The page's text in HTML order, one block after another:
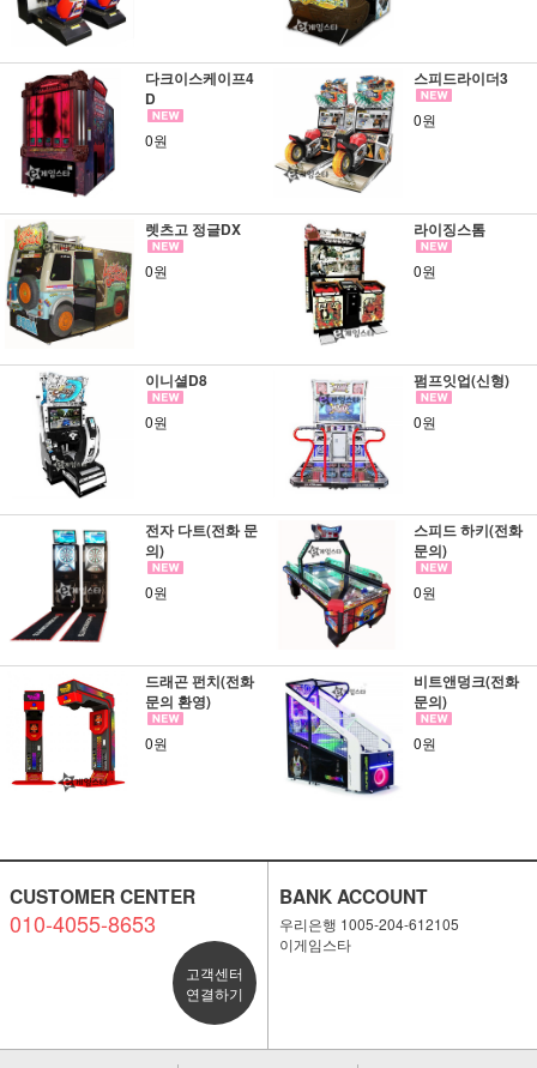
다크이스케이프4
D
0원
스피드라이더3
0원
렛츠고 정글DX
0원
라이징스톰
0원
이니셜D8
0원
펌프잇업(신형)
0원
전자 다트(전화 문
의)
0원
스피드 하키(전화
문의)
0원
드래곤 펀치(전화
문의 환영)
0원
비트앤덩크(전화
문의)
0원
CUSTOMER CENTER
010-4055-8653
고객센터
연결하기
BANK ACCOUNT
우리은행 1005-204-612105
이게임스타